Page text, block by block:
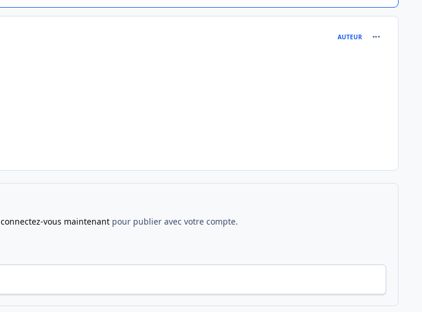
AUTEUR
connectez-vous maintenantpour publier avec votre compte.